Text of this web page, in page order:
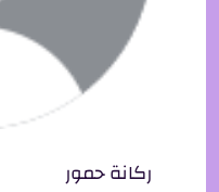
ركانة حمور